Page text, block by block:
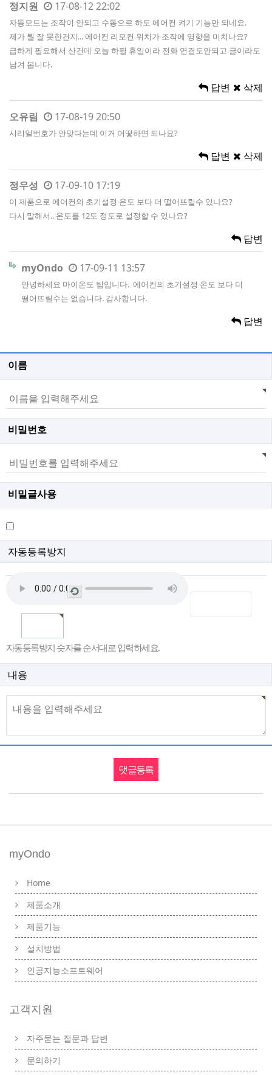
정지원 17-08-12 22:02
자동모드는 조작이 안되고 수동으로 하도 에어컨 켜기 기능만 되네요.
제가 뭘 잘 못한건지... 에어컨 리모컨 위치가 조작에 영향을 미치나요?
급하게 필요해서 산건데 오늘 하필 휴일이라 전화 연결도안되고 글이라도
남겨 봅니다.
답변 삭제
오유림 17-08-19 20:50
시리얼번호가 안맞다는데 이거 어떻하면 되나요?
답변 삭제
정우성 17-09-10 17:19
이 제품으로 에어컨의 초기설정 온도 보다 더 떨어뜨릴수 있나요?
다시 말해서.. 온도를 12도 정도로 설정할 수 있나요?
답변
myOndo 17-09-11 13:57
안녕하세요 마이온도 팀입니다. 에어컨의 초기설정 온도 보다 더
떨어뜨릴수는 없습니다. 감사합니다.
답변
이름
비밀번호
비밀글사용
자동등록방지
새
자동등록방지 숫자를 순서대로 입력하세요.
내용
myOndo
Home
제품소개
제품기능
설치방법
인공지능소프트웨어
고객지원
자주묻는 질문과 답변
문의하기